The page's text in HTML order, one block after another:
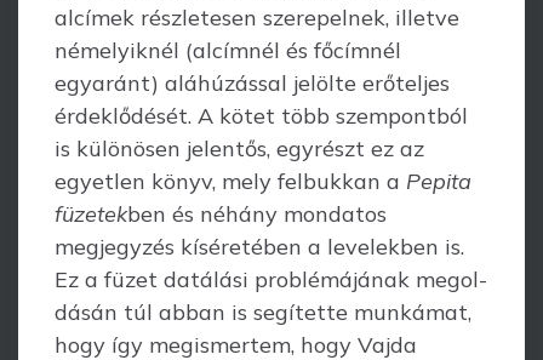
alcímek részletesen szerepelnek, illetve
némelyiknél (alcímnél és főcímnél
egyaránt) aláhúzás­sal jelölte erőteljes
érdeklődését. A kötet több szempontból
is különösen jelentős, egyrészt ez az
egyetlen könyv, mely felbukkan a Pepita
füzetekben és néhány mon­da­tos
megjegyzés kíséretében a levelekben is.
Ez a füzet datálási problémájának meg­ol­­
dásán túl abban is segítette munkámat,
hogy így megismertem, hogy Vajda